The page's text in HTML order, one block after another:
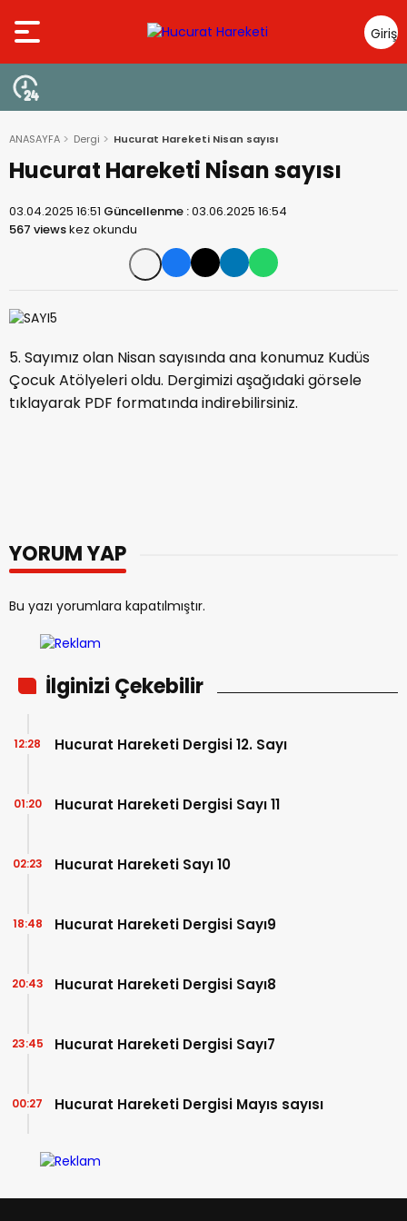
Giriş
Yap
ANASAYFA Dergi Hucurat Hareketi Nisan sayısı
Hucurat Hareketi Nisan sayısı
03.04.2025 16:51 Güncellenme :03.06.2025 16:54
567 viewskez okundu
5. Sayımız olan Nisan sayısında ana konumuz Kudüs
Çocuk Atölyeleri oldu. Dergimizi aşağıdaki görsele
tıklayarak PDF formatında indirebilirsiniz.
YORUM YAP
Bu yazı yorumlara kapatılmıştır.
İlginizi Çekebilir
Hucurat Hareketi Dergisi 12. Sayı
12:28
Hucurat Hareketi Dergisi Sayı 11
01:20
Hucurat Hareketi Sayı 10
02:23
Hucurat Hareketi Dergisi Sayı9
18:48
Hucurat Hareketi Dergisi Sayı8
20:43
Hucurat Hareketi Dergisi Sayı7
23:45
Hucurat Hareketi Dergisi Mayıs sayısı
00:27